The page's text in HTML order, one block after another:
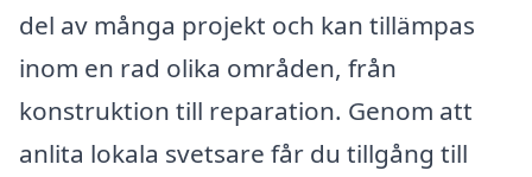
del av många projekt och kan tillämpas
inom en rad olika områden, från
konstruktion till reparation. Genom att
anlita lokala svetsare får du tillgång till